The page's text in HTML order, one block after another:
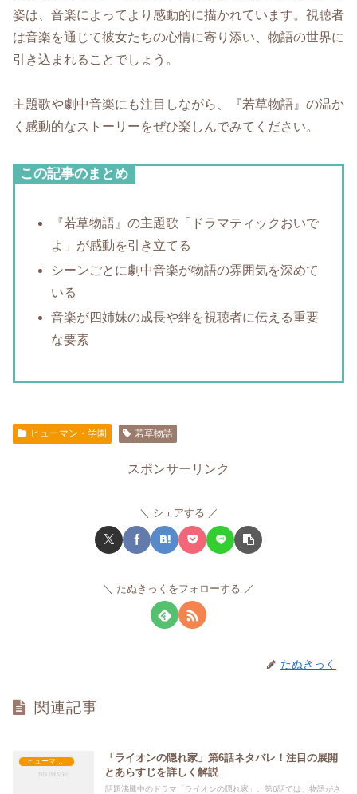
姿は、音楽によってより感動的に描かれています。視聴者
は音楽を通じて彼女たちの心情に寄り添い、物語の世界に
引き込まれることでしょう。
主題歌や劇中音楽にも注目しながら、『若草物語』の温か
く感動的なストーリーをぜひ楽しんでみてください。
この記事のまとめ
『若草物語』の主題歌「ドラマティックおいで
よ」が感動を引き立てる
シーンごとに劇中音楽が物語の雰囲気を深めて
いる
音楽が四姉妹の成長や絆を視聴者に伝える重要
な要素
ヒューマン・学園 若草物語
スポンサーリンク
シェアする
たぬきっくをフォローする
たぬきっく
関連記事
ヒューマン・学園
「ライオンの隠れ家」第6話ネタバレ！注目の展開
とあらすじを詳しく解説
話題沸騰中のドラマ「ライオンの隠れ家」。第6話では、物語がさ